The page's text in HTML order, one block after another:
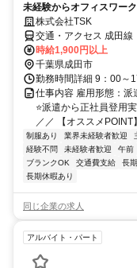
未経験からオフィスワー
株式会社TSK
交通・アクセス 成田
時給1,900円以上
千葉県成田市
勤務時間詳細 9：00～
仕事内容 雇用形態：派
⭐派遣から正社員登用
／／ 【オススメPOINT
制服あり 業界未経験者歓迎
経験不問
未経験者歓迎 午前
ブランクOK
交通費支給 長
長期休暇あり
同じ企業の求人
アルバイト・パート